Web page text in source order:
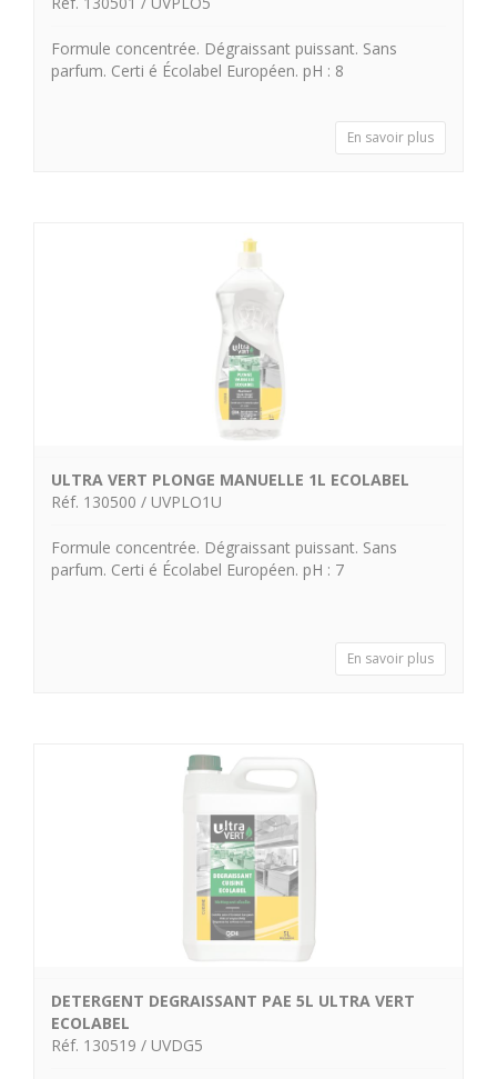
Formule concentrée. Dégraissant puissant. Sans
parfum. Certi é Écolabel Européen. pH : 8
En savoir plus
ULTRA VERT PLONGE MANUELLE 1L ECOLABEL
Réf. 130500 / UVPLO1U
Formule concentrée. Dégraissant puissant. Sans
parfum. Certi é Écolabel Européen. pH : 7
En savoir plus
DETERGENT DEGRAISSANT PAE 5L ULTRA VERT
ECOLABEL
Réf. 130519 / UVDG5